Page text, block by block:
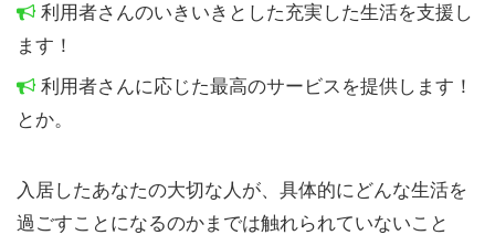
利用者さんのいきいきとした充実した生活を支援し
ます！
利用者さんに応じた最高のサービスを提供します！
とか。
入居したあなたの大切な人が、具体的にどんな生活を
過ごすことになるのかまでは触れられていないこと